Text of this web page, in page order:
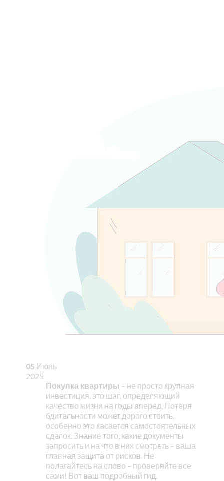
05 Июнь
2025
Покупка квартиры – не просто крупная
инвестиция, это шаг, определяющий
качество жизни на годы вперед. Потеря
бдительности может дорого стоить,
особенно это касается самостоятельных
сделок. Знание того, какие документы
запросить и на что в них смотреть – ваша
главная защита от рисков. Не
полагайтесь на слово – проверяйте все
сами! Вот ваш подробный гид.